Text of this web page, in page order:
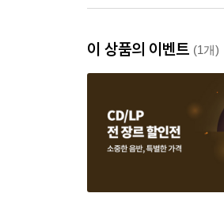
이 상품의 이벤트 (1개)